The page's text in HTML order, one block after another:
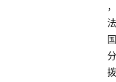
，
法
国
分
拨